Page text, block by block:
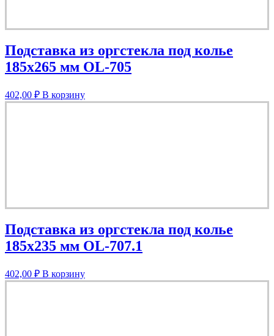
Подставка из оргстекла под колье
185х265 мм OL-705
402,00 ₽ В корзину
Подставка из оргстекла под колье
185х235 мм OL-707.1
402,00 ₽ В корзину